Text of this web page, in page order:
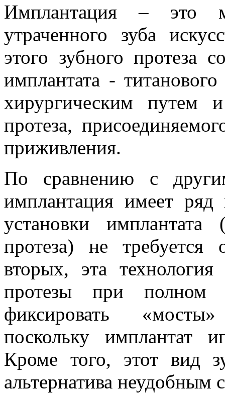
Имплантация – это
утраченного зуба
этого зубного протеза
имплантата -
хирургическим путем
протеза,
приживления.
По сравнению с
имплантация имеет
установки
протеза) не
вторых, эта технология
протезы при полном
фиксировать
поскольку имплантат
Кроме того, этот вид
альтернатива